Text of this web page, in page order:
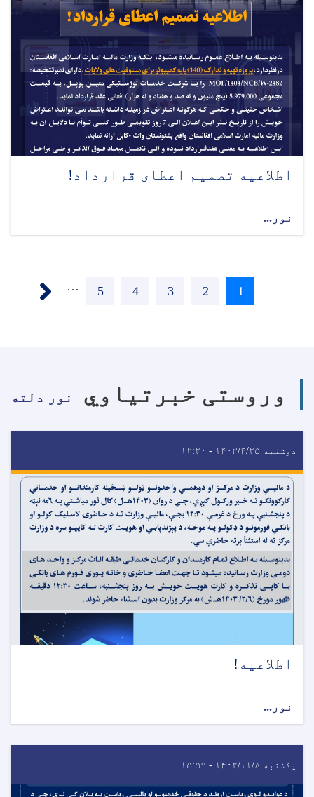
اطلاعیه تصمیم اعطای قرارداد!
نور...
اوسنی
1
Page
2
Page
3
Page
4
Page
5
…
وروستی خبرتیاوي نور دلته
دوشنبه ۱۴۰۳/۴/۲۵ - ۱۲:۲۰
اطلاعیه!
نور...
یکشنبه ۱۴۰۲/۱۱/۸ - ۱۵:۵۹